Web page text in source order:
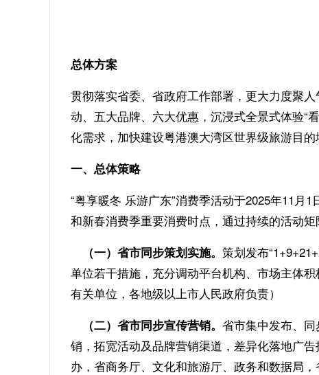
总体方案
贯彻落实省委、省政府工作部署，更大力度聚
动、五大品牌、六大优惠，沉浸式全景式体验“
化需求，加快建设粤港澳大湾区世界级旅游目的
一、总体策略
“粤享暖冬 乐游广东”消费季活动于2025年11月
和新春消费季重要消费时点，通过持续的活动
（一）省市同步策划实施。 策划发布
单位若干措施，充分调动平台机构、市场主体
有关单位，各地级以上市人民政府负责）
（二）省市同步宣传营销。 省市集中发布、
销，拓宽活动及品牌营销渠道，差异化落地广
办，省商务厅、文化和旅游厅、政务和数据局